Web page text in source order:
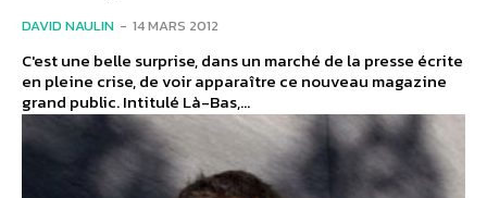
DAVID NAULIN - 14 MARS 2012
C'est une belle surprise, dans un marché de la presse écrite
en pleine crise, de voir apparaître ce nouveau magazine
grand public. Intitulé Là-Bas,...